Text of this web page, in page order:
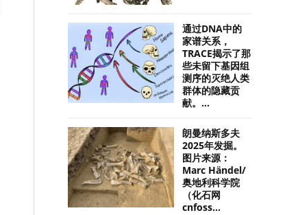
通过DNA中的
家谱关系，
TRACE揭示了那
些未留下基因组
测序的灭绝人类
群体的隐藏贡
献。...
朗曼纳斯多夫
2025年发掘。
图片来源：
Marc Händel/
奥地利科学院
（化石网
cnfoss...